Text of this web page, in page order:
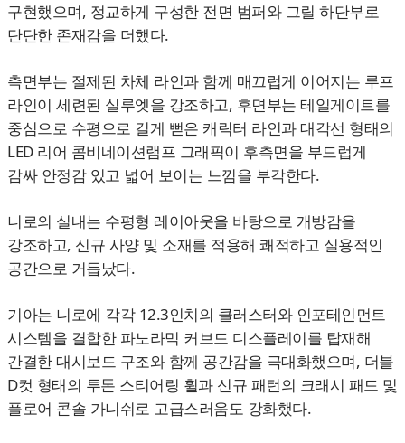
구현했으며, 정교하게 구성한 전면 범퍼와 그릴 하단부로
단단한 존재감을 더했다.
측면부는 절제된 차체 라인과 함께 매끄럽게 이어지는 루프
라인이 세련된 실루엣을 강조하고, 후면부는 테일게이트를
중심으로 수평으로 길게 뻗은 캐릭터 라인과 대각선 형태의
LED 리어 콤비네이션램프 그래픽이 후측면을 부드럽게
감싸 안정감 있고 넓어 보이는 느낌을 부각한다.
니로의 실내는 수평형 레이아웃을 바탕으로 개방감을
강조하고, 신규 사양 및 소재를 적용해 쾌적하고 실용적인
공간으로 거듭났다.
기아는 니로에 각각 12.3인치의 클러스터와 인포테인먼트
시스템을 결합한 파노라믹 커브드 디스플레이를 탑재해
간결한 대시보드 구조와 함께 공간감을 극대화했으며, 더블
D컷 형태의 투톤 스티어링 휠과 신규 패턴의 크래시 패드 및
플로어 콘솔 가니쉬로 고급스러움도 강화했다.